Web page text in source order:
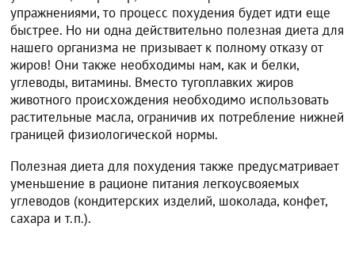
упражнениями, то процесс похудения будет идти еще
быстрее. Но ни одна действительно полезная диета для
нашего организма не призывает к полному отказу от
жиров! Они также необходимы нам, как и белки,
углеводы, витамины. Вместо тугоплавких жиров
животного происхождения необходимо использовать
растительные масла, ограничив их потребление нижней
границей физиологической нормы.
Полезная диета для похудения также предусматривает
уменьшение в рационе питания легкоусвояемых
углеводов (кондитерских изделий, шоколада, конфет,
сахара и т.п.).